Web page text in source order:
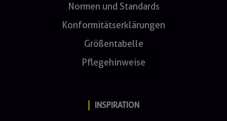
Normen und Standards
Konformitätserklärungen
Größentabelle
Pflegehinweise
INSPIRATION